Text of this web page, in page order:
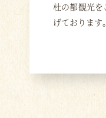
杜の都観光
げております。